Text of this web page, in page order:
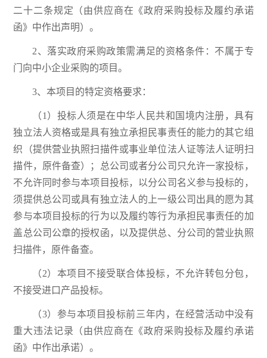
二十二条规定（由供应商在《政府采购投标及履约承诺
函》中作出声明）。
2、落实政府采购政策需满足的资格条件：不属于专
门向中小企业采购的项目。
3、本项目的特定资格要求：
（1）投标人须是在中华人民共和国境内注册，具有
独立法人资格或是具有独立承担民事责任的能力的其它组
织（提供营业执照扫描件或事业单位法人证等法人证明扫
描件，原件备查）；总公司或者分公司只允许一家投标，
不允许同时参与本项目投标，以分公司名义参与投标的，
须提供总公司或具有独立法人的上一级公司出具的愿为其
参与本项目投标的行为以及履约等行为承担民事责任的加
盖总公司公章的授权函，以及提供总、分公司的营业执照
扫描件，原件备查。
（2）本项目不接受联合体投标，不允许转包分包，
不接受进口产品投标。
（3）参与本项目投标前三年内，在经营活动中没有
重大违法记录（由供应商在《政府采购投标及履约承诺
函》中作出承诺）。